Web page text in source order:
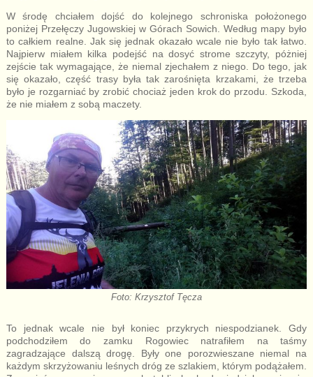
W środę chciałem dojść do kolejnego schroniska położonego
poniżej Przełęczy Jugowskiej w Górach Sowich. Według mapy było
to całkiem realne. Jak się jednak okazało wcale nie było tak łatwo.
Najpierw miałem kilka podejść na dosyć strome szczyty, póżniej
zejście tak wymagające, że niemal zjechałem z niego. Do tego, jak
się okazało, część trasy była tak zarośnięta krzakami, że trzeba
było je rozgarniać by zrobić chociaż jeden krok do przodu. Szkoda,
że nie miałem z sobą maczety.
Foto: Krzysztof Tęcza
To jednak wcale nie był koniec przykrych niespodzianek. Gdy
podchodziłem do zamku Rogowiec natrafiłem na taśmy
zagradzające dalszą drogę. Były one porozwieszane niemal na
każdym skrzyżowaniu leśnych dróg ze szlakiem, którym podążałem.